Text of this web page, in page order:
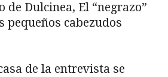
de Dulcinea, El “negrazo”
pequeños cabezudos
de la entrevista se